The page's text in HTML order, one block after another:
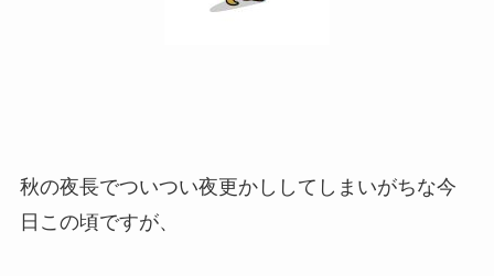
秋の夜長でついつい夜更かししてしまいがちな今
日この頃ですが、